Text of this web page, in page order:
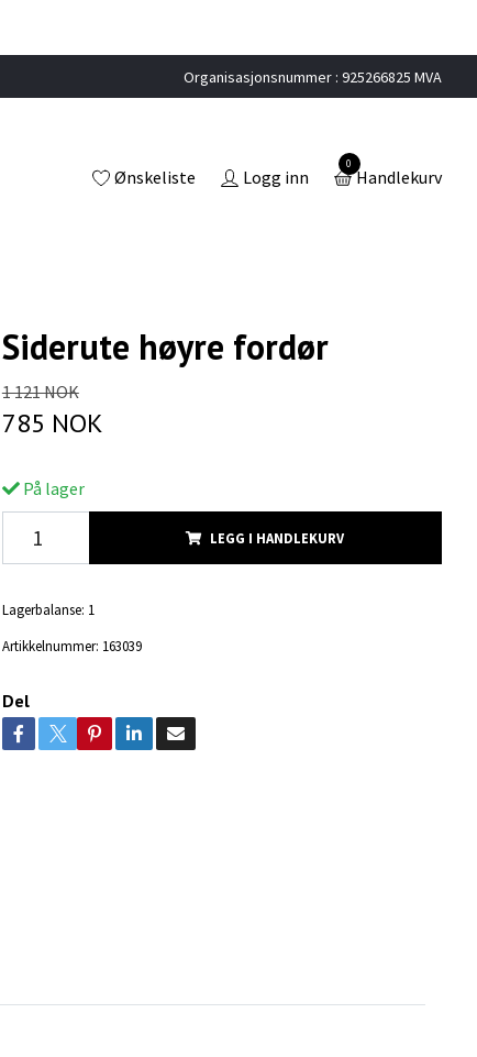
Organisasjonsnummer : 925266825 MVA
Ønskeliste Logg inn
0
Handlekurv
Siderute høyre fordør
1 121 NOK
785 NOK
På lager
LEGG I HANDLEKURV
Lagerbalanse: 1
Artikkelnummer: 163039
Del